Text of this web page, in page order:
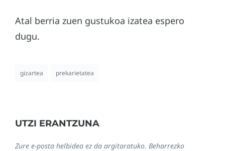
Atal berria zuen gustukoa izatea espero
dugu.
gizartea prekarietatea
UTZI ERANTZUNA
Zure e-posta helbidea ez da argitaratuko. Beharrezko